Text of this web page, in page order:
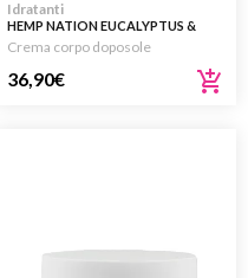
Idratanti
HEMP NATION EUCALYPTUS &
WHITE TEA 532ML
Crema corpo doposole
36,90€